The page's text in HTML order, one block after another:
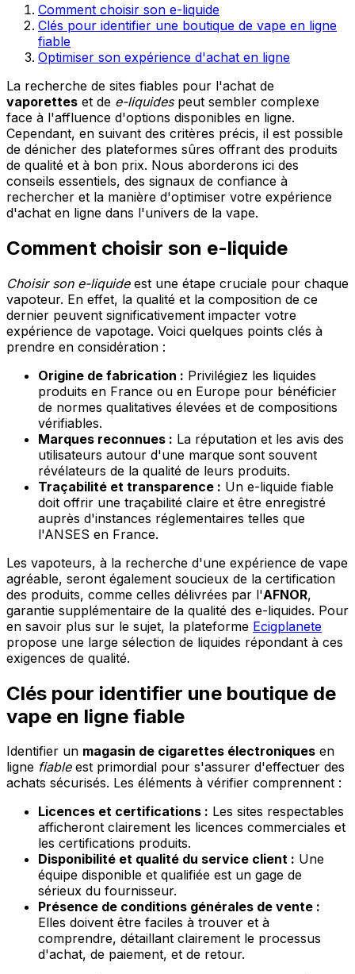
Comment choisir son e-liquide
Clés pour identifier une boutique de vape en ligne
fiable
Optimiser son expérience d'achat en ligne
La recherche de sites fiables pour l'achat de
vaporettes et de e-liquidespeut sembler complexe
face à l'affluence d'options disponibles en ligne.
Cependant, en suivant des critères précis, il est possible
de dénicher des plateformes sûres offrant des produits
de qualité et à bon prix. Nous aborderons ici des
conseils essentiels, des signaux de confiance à
rechercher et la manière d'optimiser votre expérience
d'achat en ligne dans l'univers de la vape.
Comment choisir son e-liquide
Choisir son e-liquideest une étape cruciale pour chaque
vapoteur. En effet, la qualité et la composition de ce
dernier peuvent significativement impacter votre
expérience de vapotage. Voici quelques points clés à
prendre en considération :
Origine de fabrication : Privilégiez les liquides
produits en France ou en Europe pour bénéficier
de normes qualitatives élevées et de compositions
vérifiables.
Marques reconnues : La réputation et les avis des
utilisateurs autour d'une marque sont souvent
révélateurs de la qualité de leurs produits.
Traçabilité et transparence : Un e-liquide fiable
doit offrir une traçabilité claire et être enregistré
auprès d'instances réglementaires telles que
l'ANSES en France.
Les vapoteurs, à la recherche d'une expérience de vape
agréable, seront également soucieux de la certification
des produits, comme celles délivrées par l'AFNOR,
garantie supplémentaire de la qualité des e-liquides. Pour
en savoir plus sur le sujet, la plateforme Ecigplanete
propose une large sélection de liquides répondant à ces
exigences de qualité.
Clés pour identifier une boutique de
vape en ligne fiable
Identifier un magasin de cigarettes électroniques en
ligne fiableest primordial pour s'assurer d'effectuer des
achats sécurisés. Les éléments à vérifier comprennent :
Licences et certifications : Les sites respectables
afficheront clairement les licences commerciales et
les certifications produits.
Disponibilité et qualité du service client : Une
équipe disponible et qualifiée est un gage de
sérieux du fournisseur.
Présence de conditions générales de vente :
Elles doivent être faciles à trouver et à
comprendre, détaillant clairement le processus
d'achat, de paiement, et de retour.